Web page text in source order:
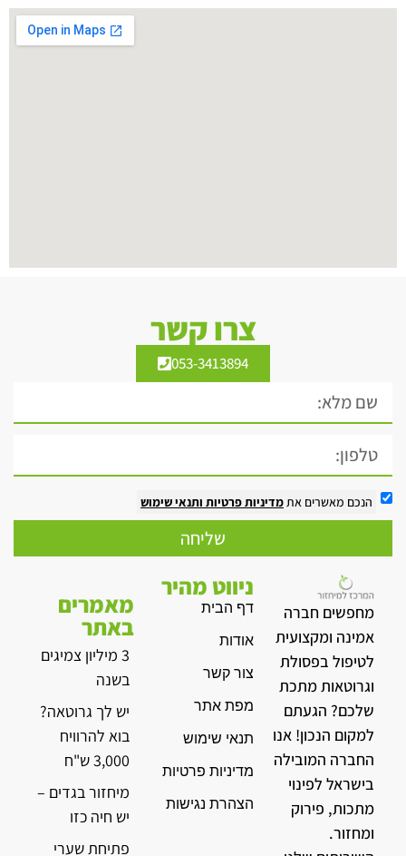
צרו קשר
053-3413894
הנכם מאשרים אתמדיניות פרטיות ותנאי שימוש
שליחה
מחפשים חברה
אמינה ומקצועית
לטיפול בפסולת
וגרוטאות מתכת
שלכם? הגעתם
למקום הנכון! אנו
החברה המובילה
בישראל לפינוי
מתכות, פירוק
ומחזור.
ניווט מהיר
דף הבית
אודות
צור קשר
מפת אתר
תנאי שימוש
מדיניות פרטיות
הצהרת נגישות
מאמרים
באתר
3 מיליון צמיגים
בשנה
יש לך גרוטאה?
בוא להרוויח
3,000 ש"ח
מיחזור בגדים –
יש חיה כזו
פתיחת שערי